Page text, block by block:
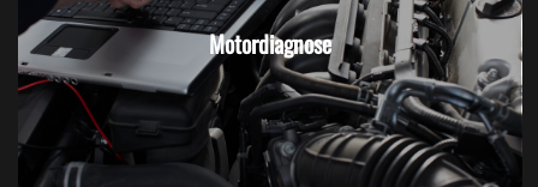
Motordiagnose